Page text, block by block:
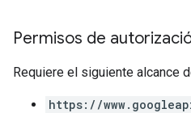
Permisos de
Requiere el siguiente alcance
https://